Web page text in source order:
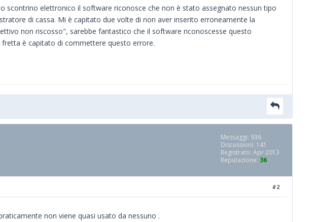
elettronico il software riconosce che non è stato assegnato nessun tipo
di cassa. Mi è capitato due volte di non aver inserito erroneamente la
non riscosso", sarebbe fantastico che il software riconoscesse questo
è capitato di commettere questo errore.
Messaggi: 936
Discussioni: 141
Registrato: Apr 2013
Reputazione: 36
#2
non viene quasi usato da nessuno .